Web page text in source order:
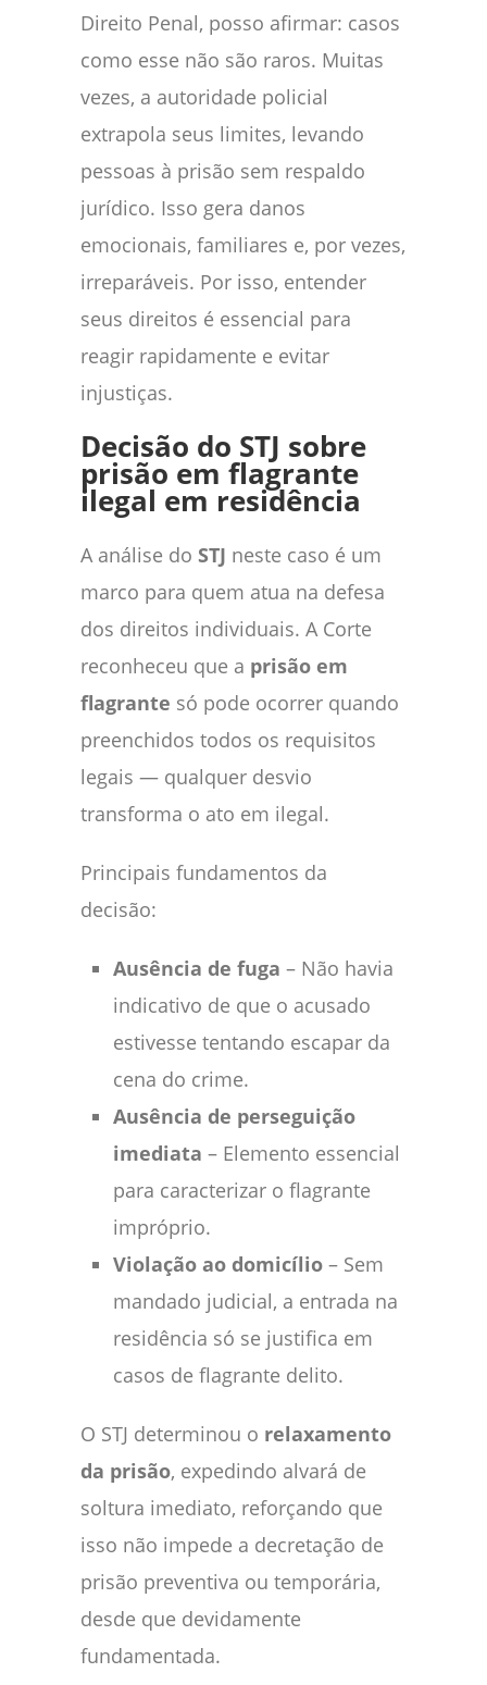
Direito Penal, posso afirmar: casos
como esse não são raros. Muitas
vezes, a autoridade policial
extrapola seus limites, levando
pessoas à prisão sem respaldo
jurídico. Isso gera danos
emocionais, familiares e, por vezes,
irreparáveis. Por isso, entender
seus direitos é essencial para
reagir rapidamente e evitar
injustiças.
Decisão do STJ sobre
prisão em flagrante
ilegal em residência
A análise do STJ neste caso é um
marco para quem atua na defesa
dos direitos individuais. A Corte
reconheceu que a prisão em
flagrante só pode ocorrer quando
preenchidos todos os requisitos
legais — qualquer desvio
transforma o ato em ilegal.
Principais fundamentos da
decisão:
Ausência de fuga – Não havia
indicativo de que o acusado
estivesse tentando escapar da
cena do crime.
Ausência de perseguição
imediata – Elemento essencial
para caracterizar o flagrante
impróprio.
Violação ao domicílio – Sem
mandado judicial, a entrada na
residência só se justifica em
casos de flagrante delito.
O STJ determinou o relaxamento
da prisão, expedindo alvará de
soltura imediato, reforçando que
isso não impede a decretação de
prisão preventiva ou temporária,
desde que devidamente
fundamentada.